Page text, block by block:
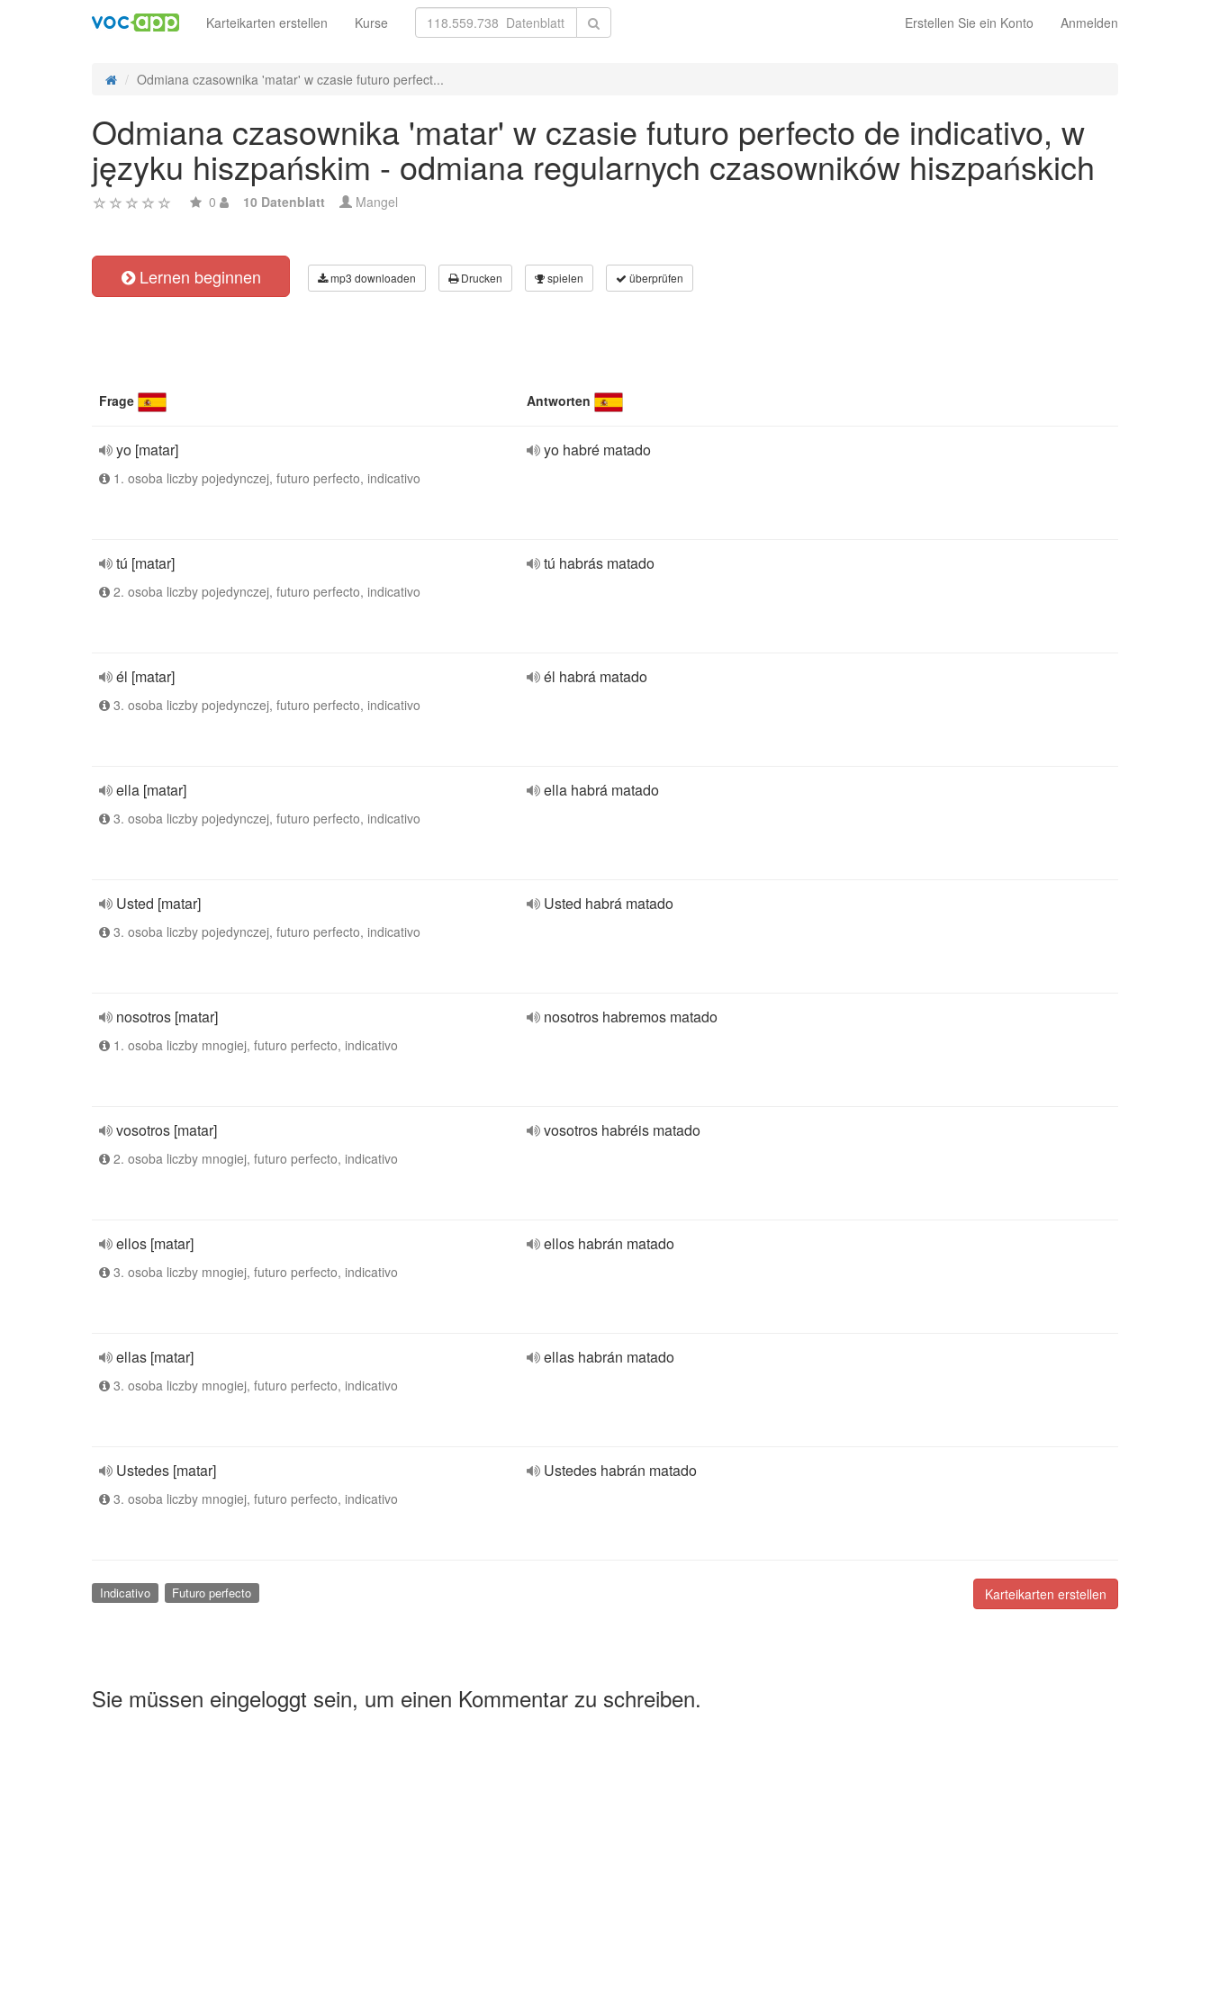
Erstellen Sie ein Konto Anmelden
Karteikarten erstellen Kurse
Odmiana czasownika 'matar' w czasie futuro perfect...
Odmiana czasownika 'matar' w czasie futuro perfecto de indicativo, w
języku hiszpańskim - odmiana regularnych czasowników hiszpańskich
0 10 Datenblatt Mangel
Lernen beginnen mp3 downloaden Drucken spielen überprüfen
Frage Antworten
yo [matar]
1. osoba liczby pojedynczej, futuro perfecto, indicativo
yo habré matado
tú [matar]
2. osoba liczby pojedynczej, futuro perfecto, indicativo
tú habrás matado
él [matar]
3. osoba liczby pojedynczej, futuro perfecto, indicativo
él habrá matado
ella [matar]
3. osoba liczby pojedynczej, futuro perfecto, indicativo
ella habrá matado
Usted [matar]
3. osoba liczby pojedynczej, futuro perfecto, indicativo
Usted habrá matado
nosotros [matar]
1. osoba liczby mnogiej, futuro perfecto, indicativo
nosotros habremos matado
vosotros [matar]
2. osoba liczby mnogiej, futuro perfecto, indicativo
vosotros habréis matado
ellos [matar]
3. osoba liczby mnogiej, futuro perfecto, indicativo
ellos habrán matado
ellas [matar]
3. osoba liczby mnogiej, futuro perfecto, indicativo
ellas habrán matado
Ustedes [matar]
3. osoba liczby mnogiej, futuro perfecto, indicativo
Ustedes habrán matado
Karteikarten erstellen
Indicativo Futuro perfecto
Sie müssen eingeloggt sein, um einen Kommentar zu schreiben.